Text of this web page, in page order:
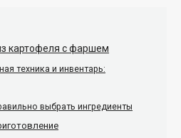
картофеля с фаршем
техника и инвентарь:
выбрать ингредиенты